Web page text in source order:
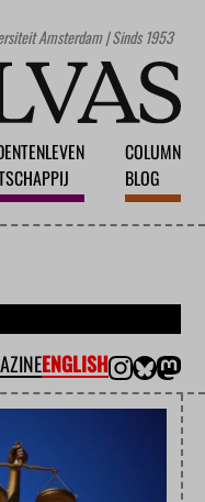
Amsterdam | Sinds 1953
COLUMN
BLOG
ENGLISH